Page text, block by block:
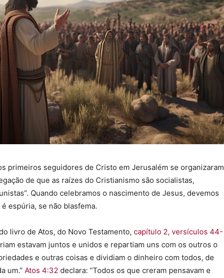
primeiros seguidores de Cristo em Jerusalém se organizaram
de que as raízes do Cristianismo são socialistas,
Quando celebramos o nascimento de Jesus, devemos
espúria, se não blasfema.
livro de Atos, do Novo Testamento, capítulo 2, versículos 44-
estavam juntos e unidos e repartiam uns com os outros o
e outras coisas e dividiam o dinheiro com todos, de
um.” Atos 4:32 declara: “Todos os que creram pensavam e